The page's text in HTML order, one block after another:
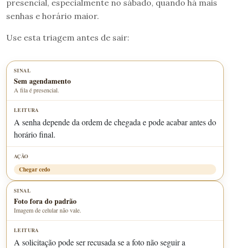
presencial, especialmente no sábado, quando há mais
senhas e horário maior.
Use esta triagem antes de sair:
Sem agendamento
A fila é presencial.
A senha depende da ordem de chegada e pode acabar antes do
horário final.
Chegar cedo
Foto fora do padrão
Imagem de celular não vale.
A solicitação pode ser recusada se a foto não seguir a